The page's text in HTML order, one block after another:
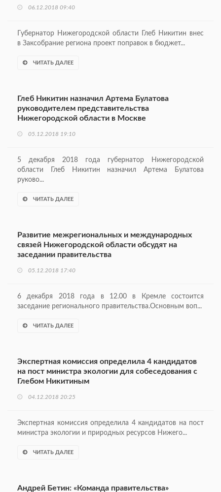
06.12.2018 09:40
Губернатор Нижегородской области Глеб Никитин внес
в Заксобрание региона проект поправок в бюджет...
ЧИТАТЬ ДАЛЕЕ
Глеб Никитин назначил Артема Булатова
руководителем представительства
Нижегородской области в Москве
05.12.2018 19:10
5 декабря 2018 года губернатор Нижегородской
области Глеб Никитин назначил Артема Булатова
руково...
ЧИТАТЬ ДАЛЕЕ
Развитие межрегиональных и международных
связей Нижегородской области обсудят на
заседании правительства
05.12.2018 17:40
6 декабря 2018 года в 12.00 в Кремле состоится
заседание регионального правительства.Основным воп...
ЧИТАТЬ ДАЛЕЕ
Экспертная комиссия определила 4 кандидатов
на пост министра экологии для собеседования с
Глебом Никитиным
04.12.2018 20:25
Экспертная комиссия определила 4 кандидатов на пост
министра экологии и природных ресурсов Нижего...
ЧИТАТЬ ДАЛЕЕ
Андрей Бетин: «Команда правительства»